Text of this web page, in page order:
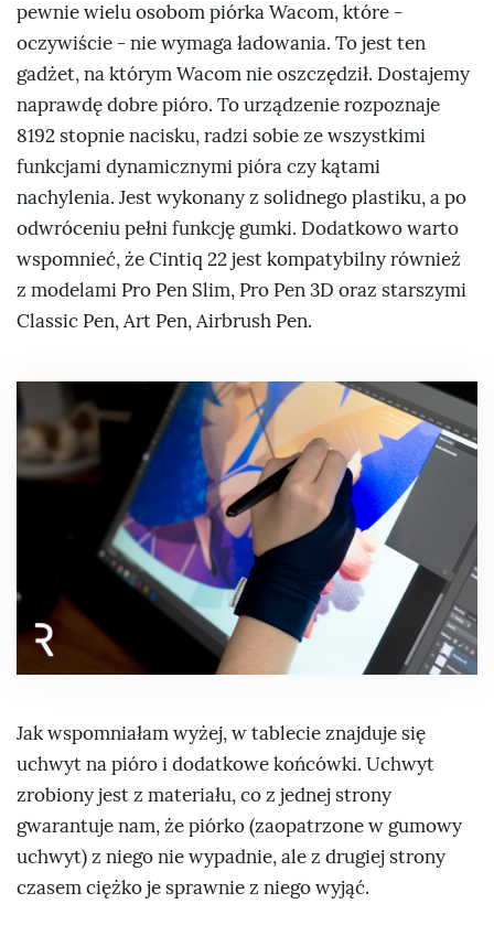
pewnie wielu osobom piórka Wacom, które -
oczywiście - nie wymaga ładowania. To jest ten
gadżet, na którym Wacom nie oszczędził. Dostajemy
naprawdę dobre pióro. To urządzenie rozpoznaje
8192 stopnie nacisku, radzi sobie ze wszystkimi
funkcjami dynamicznymi pióra czy kątami
nachylenia. Jest wykonany z solidnego plastiku, a po
odwróceniu pełni funkcję gumki. Dodatkowo warto
wspomnieć, że Cintiq 22 jest kompatybilny również
z modelami Pro Pen Slim, Pro Pen 3D oraz starszymi
Classic Pen, Art Pen, Airbrush Pen.
Jak wspomniałam wyżej, w tablecie znajduje się
uchwyt na pióro i dodatkowe końcówki. Uchwyt
zrobiony jest z materiału, co z jednej strony
gwarantuje nam, że piórko (zaopatrzone w gumowy
uchwyt) z niego nie wypadnie, ale z drugiej strony
czasem ciężko je sprawnie z niego wyjąć.